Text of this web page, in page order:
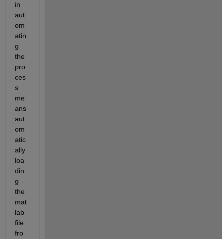
in
aut
om
atin
g
the
pro
ces
s
me
ans
aut
om
atic
ally
loa
din
g
the
mat
lab
file
fro